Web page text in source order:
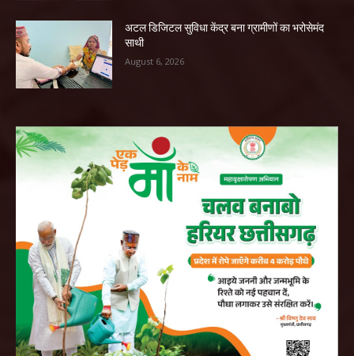
अटल डिजिटल सुविधा केंद्र बना ग्रामीणों का भरोसेमंद
साथी
August 6, 2026